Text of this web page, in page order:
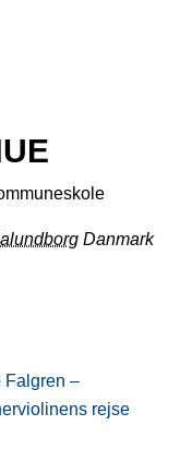
Danmark
Falgren –
rejse